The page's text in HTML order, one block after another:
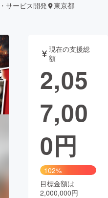
ット
書籍・雑誌
チャレンジ
化
CAMPFIRE Creation
machi-ya コミュニティ
サービス開発 東京都
現在の支援総
額
2,05
7,00
0円
102%
目標金額は
2,000,000円